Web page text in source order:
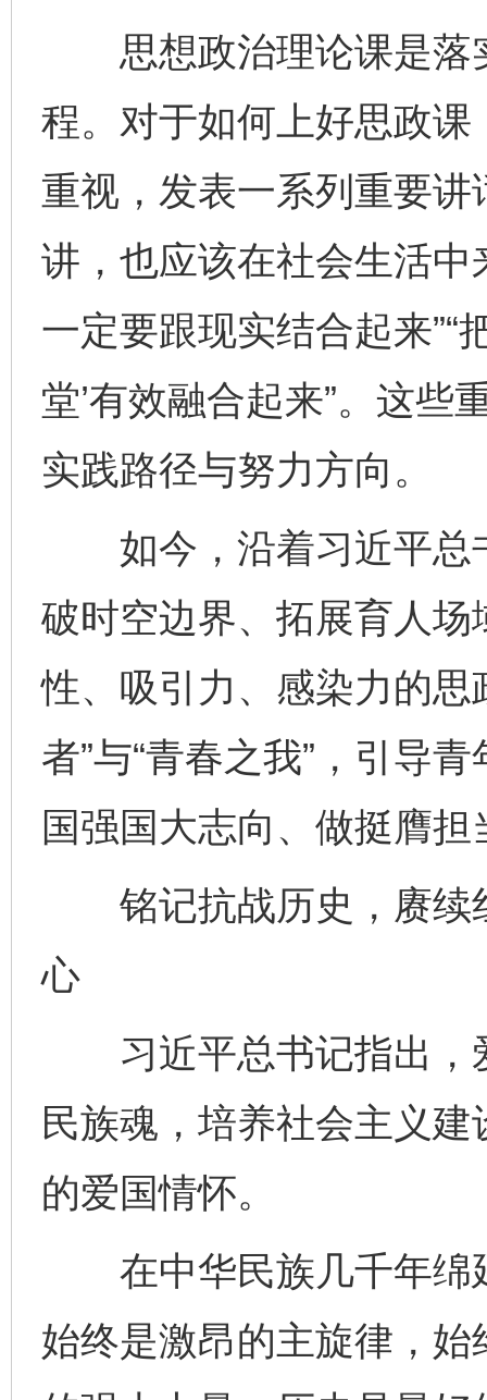
思想政治理论课是落
程。对于如何上好思政
重视，发表一系列重要讲
讲，也应该在社会生活中
一定要跟现实结合起来”“
堂’有效融合起来”。这些
实践路径与努力方向。
如今，沿着习近平总
破时空边界、拓展育人
性、吸引力、感染力的思
者”与“青春之我”，引导
国强国大志向、做挺膺担
铭记抗战历史，赓续
心
习近平总书记指出，
民族魂，培养社会主义
的爱国情怀。
在中华民族几千年绵
始终是激昂的主旋律，